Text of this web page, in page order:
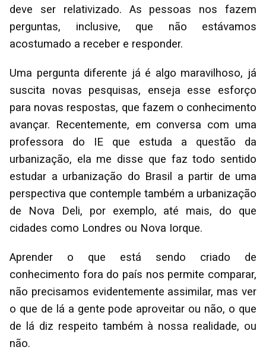
deve ser relativizado. As pessoas nos fazem
perguntas, inclusive, que não estávamos
acostumado a receber e responder.
Uma pergunta diferente já é algo maravilhoso, já
suscita novas pesquisas, enseja esse esforço
para novas respostas, que fazem o conhecimento
avançar. Recentemente, em conversa com uma
professora do IE que estuda a questão da
urbanização, ela me disse que faz todo sentido
estudar a urbanização do Brasil a partir de uma
perspectiva que contemple também a urbanização
de Nova Deli, por exemplo, até mais, do que
cidades como Londres ou Nova Iorque.
Aprender o que está sendo criado de
conhecimento fora do país nos permite comparar,
não precisamos evidentemente assimilar, mas ver
o que de lá a gente pode aproveitar ou não, o que
de lá diz respeito também à nossa realidade, ou
não.